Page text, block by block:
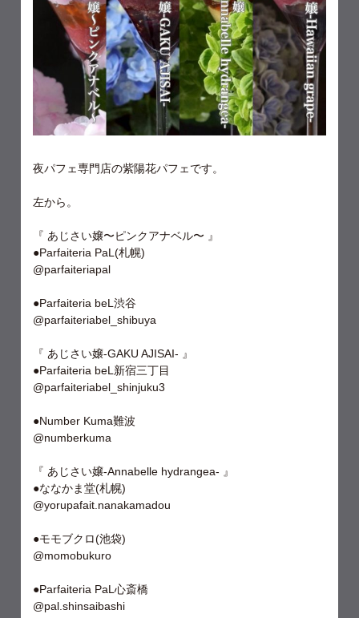
夜パフェ専門店の紫陽花パフェです。
左から。
『 あじさい嬢〜ピンクアナベル〜 』
●Parfaiteria PaL(札幌)
@parfaiteriapal
●Parfaiteria beL渋谷
@parfaiteriabel_shibuya
『 あじさい嬢-GAKU AJISAI- 』
●Parfaiteria beL新宿三丁目
@parfaiteriabel_shinjuku3
●Number Kuma難波
@numberkuma
『 あじさい嬢-Annabelle hydrangea- 』
●ななかま堂(札幌)
@yorupafait.nanakamadou
●モモブクロ(池袋)
@momobukuro
●Parfaiteria PaL心斎橋
@pal.shinsaibashi